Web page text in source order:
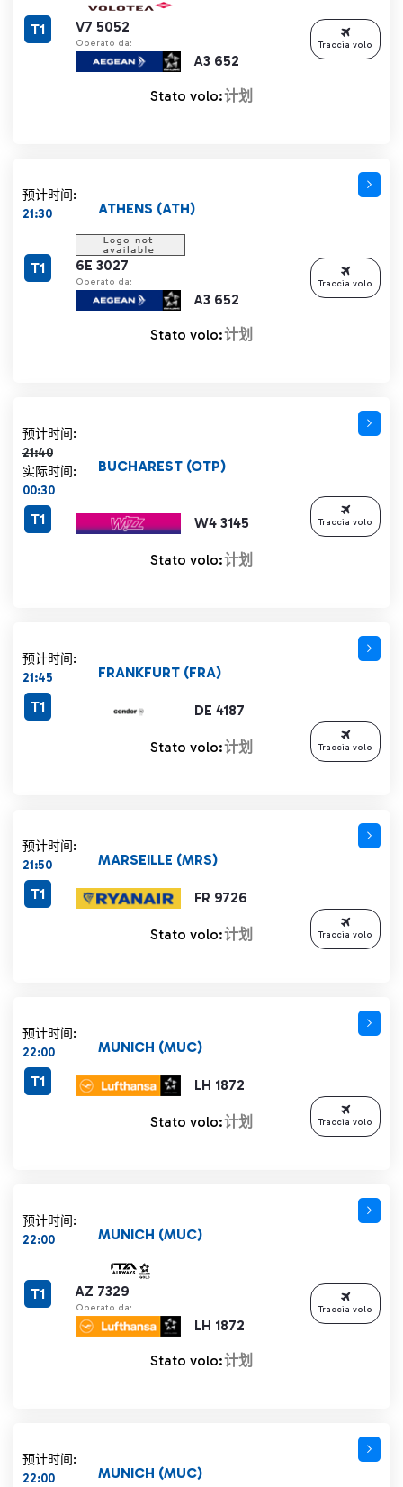
V7 5052
Operato da:
A3 652
T1
Stato volo:计划
Traccia volo
预计时间:
21:30
6E 3027
Operato da:
A3 652
ATHENS (ATH)
T1
Stato volo:计划
Traccia volo
预计时间:
21:40
计划时间 21:40 删除线
实际时间:
00:30
W4 3145
BUCHAREST (OTP)
T1
Stato volo:计划
Traccia volo
预计时间:
21:45
DE 4187
FRANKFURT (FRA)
T1
Stato volo:计划 Traccia volo
预计时间:
21:50
FR 9726
MARSEILLE (MRS)
T1
Stato volo:计划 Traccia volo
预计时间:
22:00
LH 1872
MUNICH (MUC)
T1
Stato volo:计划 Traccia volo
预计时间:
22:00
AZ 7329
Operato da:
LH 1872
MUNICH (MUC)
T1
Stato volo:计划
Traccia volo
预计时间:
22:00
MUNICH (MUC)